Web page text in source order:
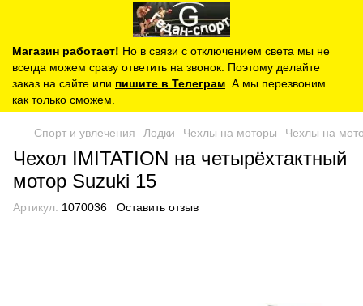
Магазин работает! Но в связи с отключением света мы не
всегда можем сразу ответить на звонок. Поэтому делайте
заказ на сайте или пишите в Телеграм . А мы перезвоним
как только сможем.
Спорт и увлечения Лодки Чехлы на моторы Чехлы на
Чехол IMITATION на четырёхтактный
мотор Suzuki 15
Артикул: 1070036 Оставить отзыв